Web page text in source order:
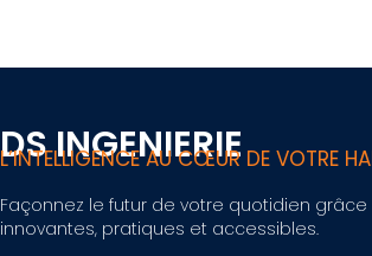
DS INGENIERIE
L’INTELLIGENCE AU CŒUR DE VOTRE
Façonnez le futur de votre quotidien
innovantes, pratiques et accessibles.